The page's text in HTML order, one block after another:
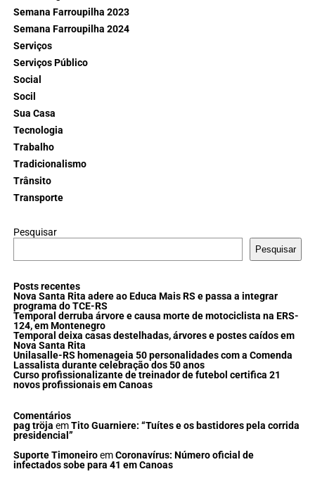
Semana Farroupilha 2023
Semana Farroupilha 2024
Serviços
Serviços Público
Social
Socil
Sua Casa
Tecnologia
Trabalho
Tradicionalismo
Trânsito
Transporte
Pesquisar
Pesquisar
Posts recentes
Nova Santa Rita adere ao Educa Mais RS e passa a integrar
programa do TCE-RS
Temporal derruba árvore e causa morte de motociclista na ERS-
124, em Montenegro
Temporal deixa casas destelhadas, árvores e postes caídos em
Nova Santa Rita
Unilasalle-RS homenageia 50 personalidades com a Comenda
Lassalista durante celebração dos 50 anos
Curso profissionalizante de treinador de futebol certifica 21
novos profissionais em Canoas
Comentários
pag tröja emTito Guarniere: “Tuítes e os bastidores pela corrida
presidencial”
Suporte TimoneiroemCoronavírus: Número oficial de
infectados sobe para 41 em Canoas